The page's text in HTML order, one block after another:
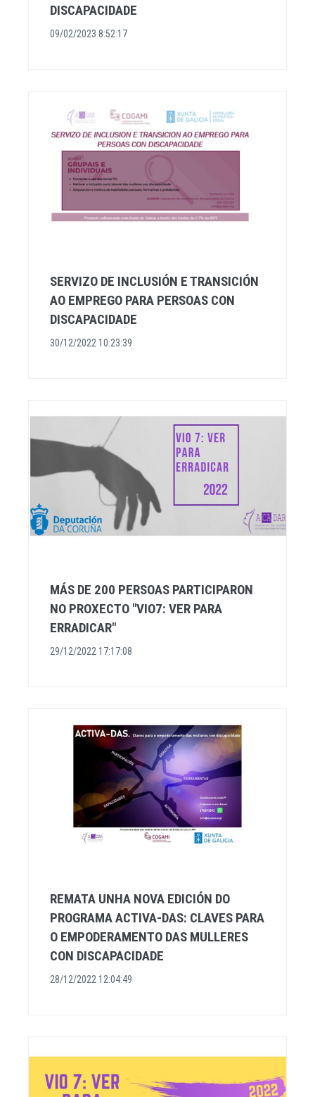
DISCAPACIDADE
09/02/2023 8:52:17
SERVIZO DE INCLUSIÓN E TRANSICIÓN
AO EMPREGO PARA PERSOAS CON
DISCAPACIDADE
30/12/2022 10:23:39
MÁS DE 200 PERSOAS PARTICIPARON
NO PROXECTO "VIO7: VER PARA
ERRADICAR"
29/12/2022 17:17:08
REMATA UNHA NOVA EDICIÓN DO
PROGRAMA ACTIVA-DAS: CLAVES PARA
O EMPODERAMENTO DAS MULLERES
CON DISCAPACIDADE
28/12/2022 12:04:49